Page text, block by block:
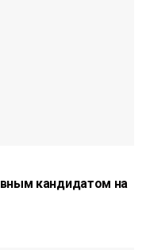
кандидатом на